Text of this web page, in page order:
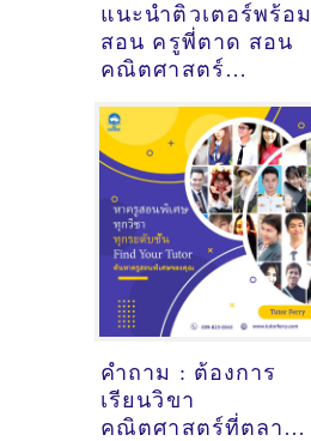
แนะนำติวเตอร์พร้อม
สอน ครูพี่ตาด สอน
คณิตศาสตร์
สังคมศึกษา
@อ.สรรพยา
จ.ชัยนาท
คำถาม : ต้องการ
เรียนวิขา
คณิตศาสตร์ที่ตลาด